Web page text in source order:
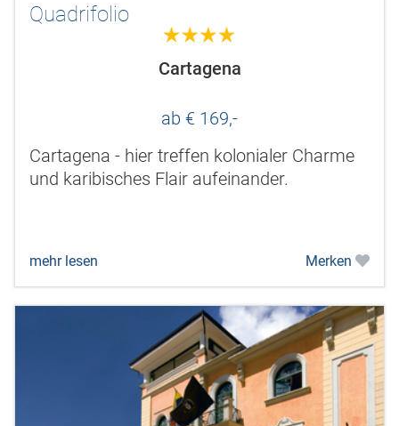
Quadrifolio
4.0
Cartagena
ab € 169,-
Cartagena - hier treffen kolonialer Charme
und karibisches Flair aufeinander.
mehr lesen Merken